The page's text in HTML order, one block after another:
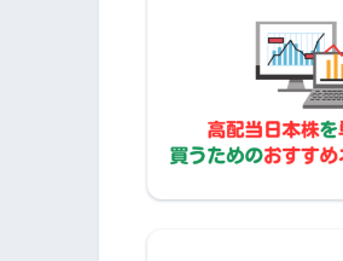
きんざい実技試
きんざい実技試
きんざい実技試
日本FP協会実技